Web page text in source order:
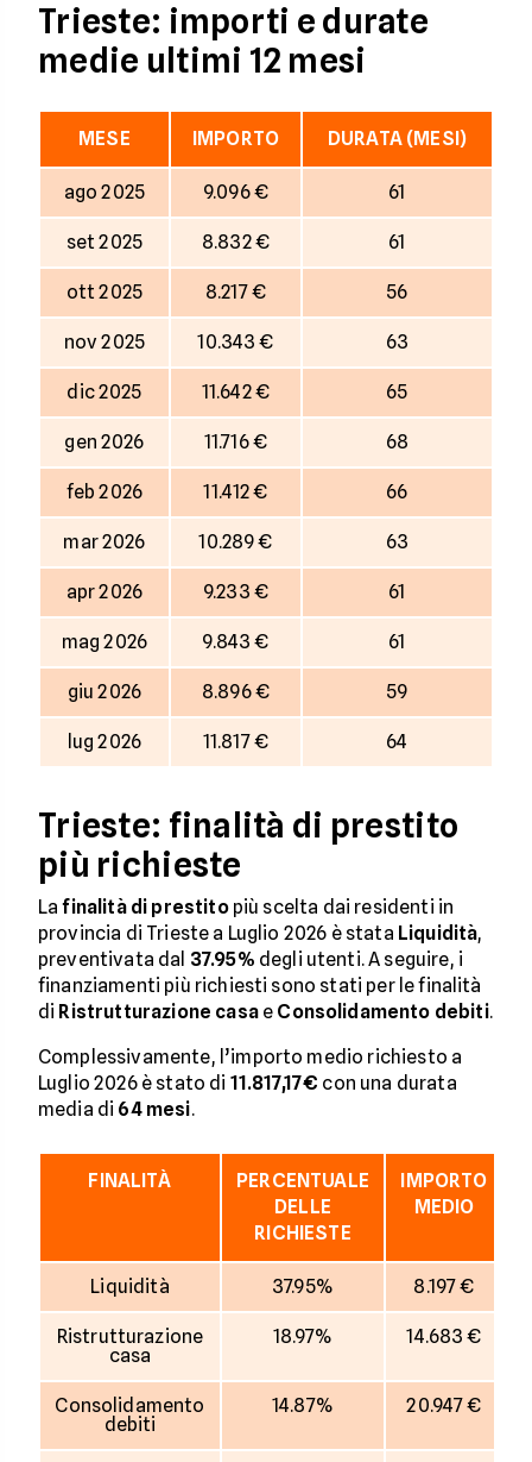
Trieste: importi e durate
medie ultimi 12 mesi
MESE IMPORTO DURATA (MESI)
ago 2025 9.096 € 61
set 2025 8.832 € 61
ott 2025 8.217 € 56
nov 2025 10.343 € 63
dic 2025 11.642 € 65
gen 2026 11.716 € 68
feb 2026 11.412 € 66
mar 2026 10.289 € 63
apr 2026 9.233 € 61
mag 2026 9.843 € 61
giu 2026 8.896 € 59
lug 2026 11.817 € 64
Trieste: finalità di prestito
più richieste
Lafinalità di prestitopiù scelta dai residenti in
provincia di Trieste a Luglio 2026 è stata Liquidità,
preventivata dal 37.95% degli utenti. A seguire, i
finanziamenti più richiesti sono stati per le finalità
di Ristrutturazione casae Consolidamento debiti.
Complessivamente, l’importo medio richiesto a
Luglio 2026 è stato di 11.817,17€ con una durata
media di 64 mesi.
FINALITÀ
PERCENTUALE
DELLE
RICHIESTE
IMPORTO
MEDIO
Liquidità 37.95% 8.197 €
Ristrutturazione
casa
18.97% 14.683 €
Consolidamento
debiti
14.87% 20.947 €